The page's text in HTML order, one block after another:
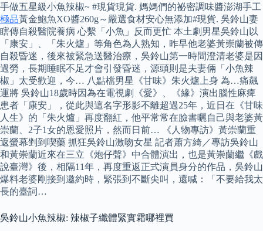
手做五星級小魚辣椒~ #現貨現貨. 媽媽們的祕密調味醬澎湖手工
極品黃金鮑魚XO醬260g～嚴選食材安心無添加#現貨. 吳鈴山妻
瞎傳自殺醫院養病 心繫「小魚」反而更忙 本土劇男星吳鈴山以
「康安」、「朱火爐」等角色為人熟知，昨早他老婆黃崇蘭被傳
自殺昏迷，後來被緊急送醫治療，吳鈴山第一時間澄清老婆是因
過勞，長期睡眠不足才會引發昏迷，源頭則是夫妻倆「小魚辣
椒」太受歡迎，今… 八點檔男星《甘味》朱火爐上身 為…痛飆
運將 吳鈴山18歲時因為在電視劇《愛》、《緣》演出腦性麻痺
患者「康安」，從此與這名字形影不離超過25年，近日在《甘味
人生》的「朱火爐」再度翻紅，他平常常在臉書曬自己與老婆黃
崇蘭、2子1女的恩愛照片，然而日前… 《人物專訪》黃崇蘭重
返螢幕剉到喫藥 抓狂吳鈴山激吻女星 記者蕭方綺／專訪吳鈴山
和黃崇蘭近來在三立《炮仔聲》中合體演出，也是黃崇蘭繼《戲
說臺灣》後，相隔11年，再度重返正式演員身分的作品，吳鈴山
爆料老婆剛接到邀約時，緊張到不斷尖叫，還喊：「不要給我太
長的臺詞…
吳鈴山小魚辣椒: 辣椒子纖體緊實霜哪裡買